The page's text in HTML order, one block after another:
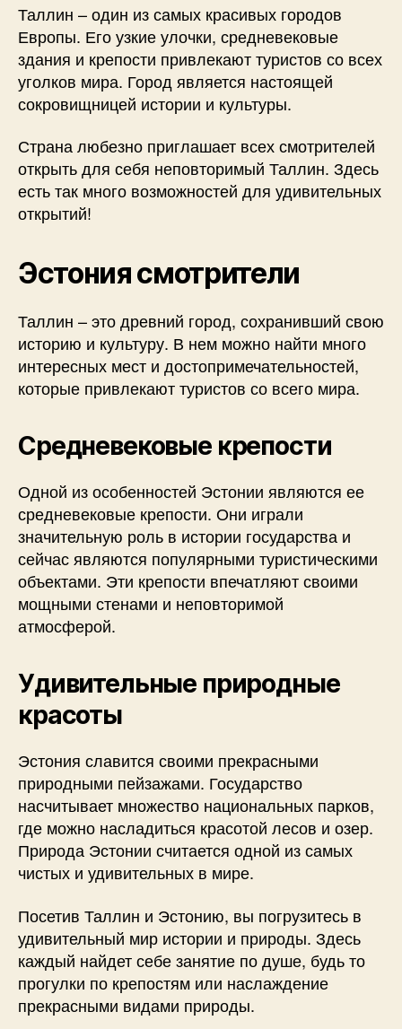
Таллин – один из самых красивых городов
Европы. Его узкие улочки, средневековые
здания и крепости привлекают туристов со всех
уголков мира. Город является настоящей
сокровищницей истории и культуры.
Страна любезно приглашает всех смотрителей
открыть для себя неповторимый Таллин. Здесь
есть так много возможностей для удивительных
открытий!
Эстония смотрители
Таллин – это древний город, сохранивший свою
историю и культуру. В нем можно найти много
интересных мест и достопримечательностей,
которые привлекают туристов со всего мира.
Средневековые крепости
Одной из особенностей Эстонии являются ее
средневековые крепости. Они играли
значительную роль в истории государства и
сейчас являются популярными туристическими
объектами. Эти крепости впечатляют своими
мощными стенами и неповторимой
атмосферой.
Удивительные природные
красоты
Эстония славится своими прекрасными
природными пейзажами. Государство
насчитывает множество национальных парков,
где можно насладиться красотой лесов и озер.
Природа Эстонии считается одной из самых
чистых и удивительных в мире.
Посетив Таллин и Эстонию, вы погрузитесь в
удивительный мир истории и природы. Здесь
каждый найдет себе занятие по душе, будь то
прогулки по крепостям или наслаждение
прекрасными видами природы.